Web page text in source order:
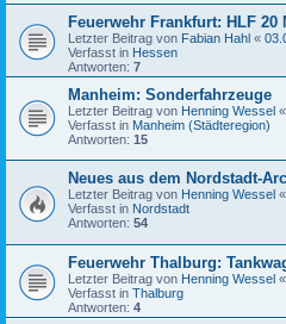
Feuerwehr Frankfurt: HLF
Letzter Beitrag von Fabian Hahl «
Verfasst in Hessen
Antworten: 7
Manheim: Sonderfahrzeuge
Letzter Beitrag von Henning Wessel «
Verfasst in Manheim (Städteregion)
Antworten: 15
Neues aus dem Nordstadt-
Letzter Beitrag von Henning Wessel «
Verfasst in Nordstadt
Antworten: 54
Feuerwehr Thalburg:
Letzter Beitrag von Henning Wessel «
Verfasst in Thalburg
Antworten: 4